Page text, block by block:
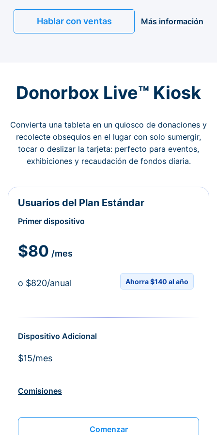
Hablar con ventas Más información
Donorbox Live™ Kiosk
Convierta una tableta en un quiosco de donaciones y
recolecte obsequios en el lugar con solo sumergir,
tocar o deslizar la tarjeta: perfecto para eventos,
exhibiciones y recaudación de fondos diaria.
Usuarios del Plan Estándar
Primer dispositivo
$80 /mes
o $820/anual Ahorra $140 al año
Dispositivo Adicional
$15/mes
Comisiones
Comenzar